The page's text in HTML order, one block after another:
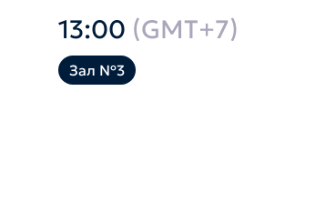
13:00 (GMT+7)
Зал №3